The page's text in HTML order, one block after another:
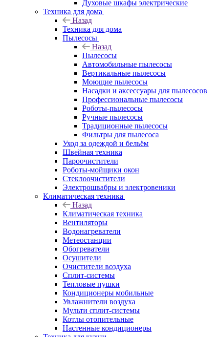
Духовые шкафы электрические
Техника для дома
Назад
Техника для дома
Пылесосы
Назад
Пылесосы
Автомобильные пылесосы
Вертикальные пылесосы
Моющие пылесосы
Насадки и аксессуары для пылесосов
Профессиональные пылесосы
Роботы-пылесосы
Ручные пылесосы
Традиционные пылесосы
Фильтры для пылесоса
Уход за одеждой и бельём
Швейная техника
Пароочистители
Роботы-мойщики окон
Стеклоочистители
Электрошвабры и электровеники
Климатическая техника
Назад
Климатическая техника
Вентиляторы
Водонагреватели
Метеостанции
Обогреватели
Осушители
Очистители воздуха
Сплит-системы
Тепловые пушки
Кондиционеры мобильные
Увлажнители воздуха
Мульти сплит-системы
Котлы отопительные
Настенные кондиционеры